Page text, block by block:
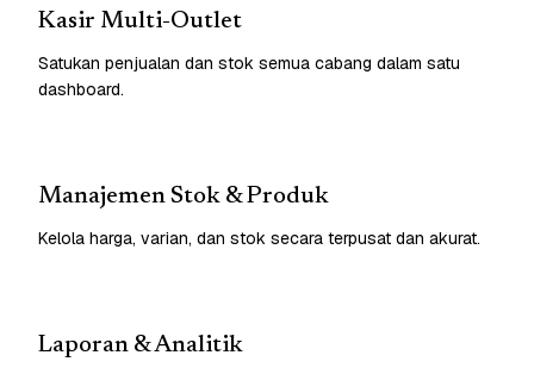
Kasir Multi-Outlet
Satukan penjualan dan stok semua cabang dalam satu
dashboard.
Manajemen Stok & Produk
Kelola harga, varian, dan stok secara terpusat dan akurat.
Laporan & Analitik